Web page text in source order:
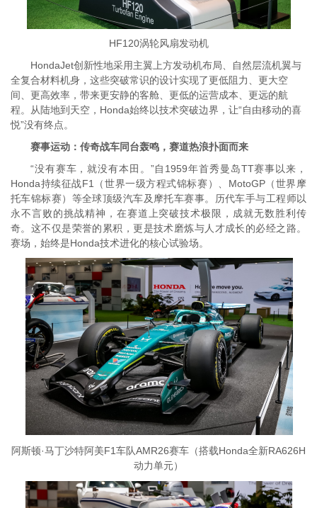
HF120涡轮风扇发动机
HondaJet创新性地采用主翼上方发动机布局、自然层流机翼与
全复合材料机身，这些突破常识的设计实现了更低阻力、更大空
间、更高效率，带来更安静的客舱、更低的运营成本、更远的航
程。从陆地到天空，Honda始终以技术突破边界，让“自由移动的喜
悦”没有终点。
赛事运动：传奇战车同台轰鸣，赛道热浪扑面而来
“没有赛车，就没有本田。”自1959年首秀曼岛TT赛事以来，
Honda持续征战F1（世界一级方程式锦标赛）、MotoGP（世界摩
托车锦标赛）等全球顶级汽车及摩托车赛事。历代车手与工程师以
永不言败的挑战精神，在赛道上突破技术极限，成就无数胜利传
奇。这不仅是荣誉的累积，更是技术磨炼与人才成长的必经之路。
赛场，始终是Honda技术进化的核心试验场。
阿斯顿·马丁沙特阿美F1车队AMR26赛车（搭载Honda全新RA626H
动力单元）